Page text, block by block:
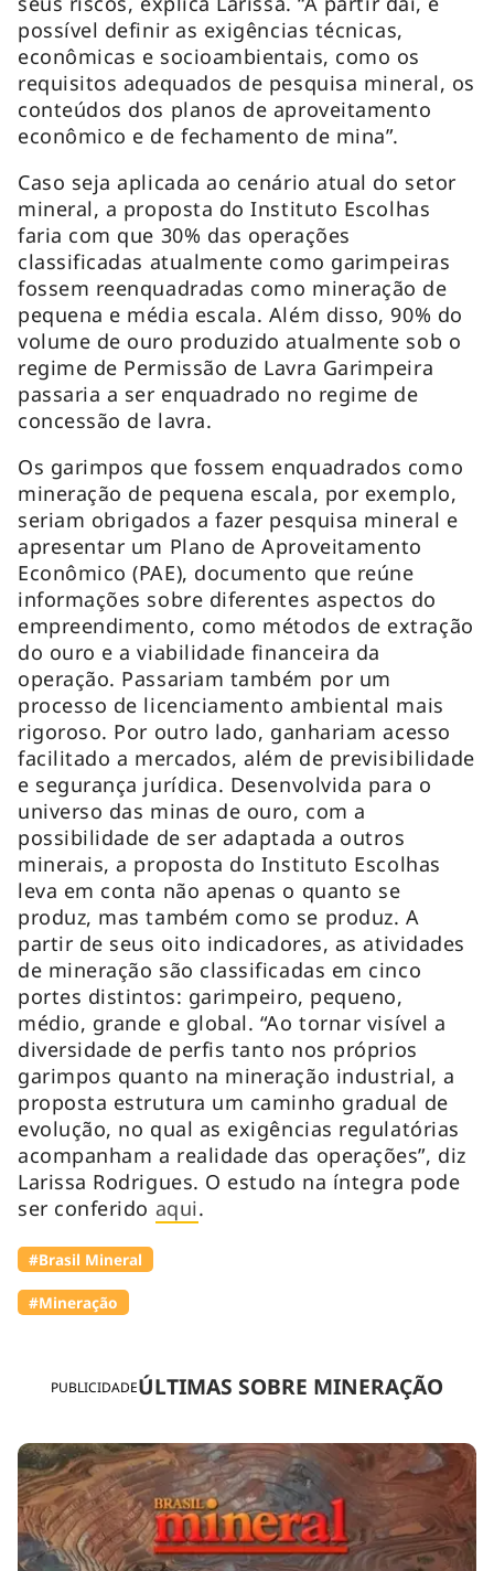
PUBLICIDADEÚLTIMAS SOBRE MINERAÇÃO
possível definir as exigências técnicas,
econômicas e socioambientais, como os
requisitos adequados de pesquisa mineral, os
conteúdos dos planos de aproveitamento
econômico e de fechamento de mina”.
Caso seja aplicada ao cenário atual do setor
mineral, a proposta do Instituto Escolhas
faria com que 30% das operações
classificadas atualmente como garimpeiras
fossem reenquadradas como mineração de
pequena e média escala. Além disso, 90% do
volume de ouro produzido atualmente sob o
regime de Permissão de Lavra Garimpeira
passaria a ser enquadrado no regime de
concessão de lavra.
Os garimpos que fossem enquadrados como
mineração de pequena escala, por exemplo,
seriam obrigados a fazer pesquisa mineral e
apresentar um Plano de Aproveitamento
Econômico (PAE), documento que reúne
informações sobre diferentes aspectos do
empreendimento, como métodos de extração
do ouro e a viabilidade financeira da
operação. Passariam também por um
processo de licenciamento ambiental mais
rigoroso. Por outro lado, ganhariam acesso
facilitado a mercados, além de previsibilidade
e segurança jurídica. Desenvolvida para o
universo das minas de ouro, com a
possibilidade de ser adaptada a outros
minerais, a proposta do Instituto Escolhas
leva em conta não apenas o quanto se
produz, mas também como se produz. A
partir de seus oito indicadores, as atividades
de mineração são classificadas em cinco
portes distintos: garimpeiro, pequeno,
médio, grande e global. “Ao tornar visível a
diversidade de perfis tanto nos próprios
garimpos quanto na mineração industrial, a
proposta estrutura um caminho gradual de
evolução, no qual as exigências regulatórias
acompanham a realidade das operações”, diz
Larissa Rodrigues. O estudo na íntegra pode
ser conferido aqui.
#Brasil Mineral
#Mineração